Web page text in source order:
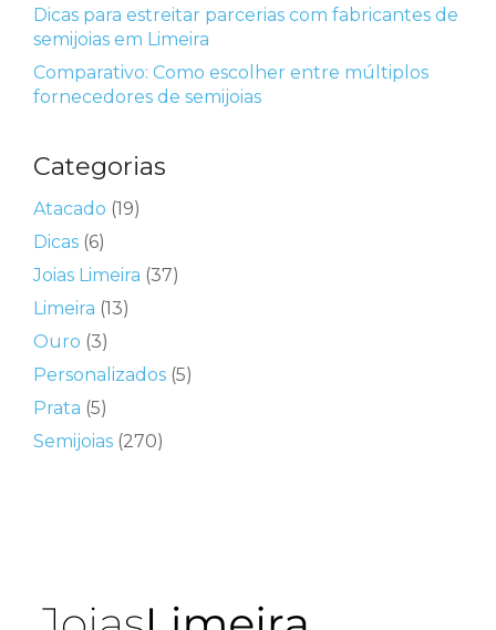
Dicas para estreitar parcerias com fabricantes de
semijoias em Limeira
Comparativo: Como escolher entre múltiplos
fornecedores de semijoias
Categorias
Atacado (19)
Dicas (6)
Joias Limeira (37)
Limeira (13)
Ouro (3)
Personalizados (5)
Prata (5)
Semijoias (270)